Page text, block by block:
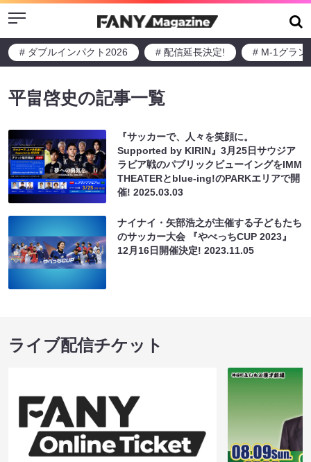
Menu
# ダブルインパクト2026 # 配信延長決定! # M-1グラン
平畠啓史の記事一覧
『サッカーで、人々を笑顔に。
Supported by KIRIN』3月25日サウジア
ラビア戦のパブリックビューイングをIMM
THEATERとblue-ing!のPARKエリアで開
催!2025.03.03
ナイナイ・矢部浩之が主催する子どもたち
のサッカー大会 『やべっちCUP 2023』
12月16日開催決定!2023.11.05
ライブ配信チケット